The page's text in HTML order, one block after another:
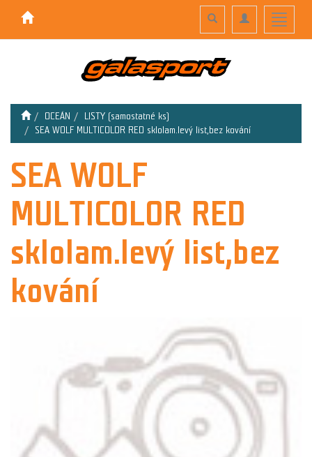
Toggle
Toggle
navigation
Toggle
search
OCEÁN
LISTY (samostatné ks)
SEA WOLF MULTICOLOR RED sklolam.levý list,bez kování
SEA WOLF
MULTICOLOR RED
sklolam.levý list,bez
kování